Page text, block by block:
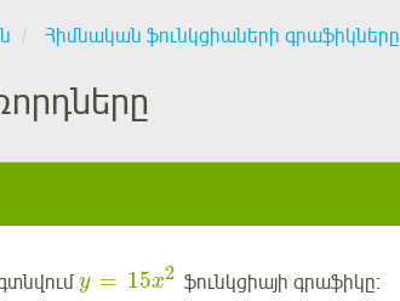
Հիմնական ֆունկցիաների գրաֆիկները
y = 15x2 ֆունկցիայի գրաֆիկը: